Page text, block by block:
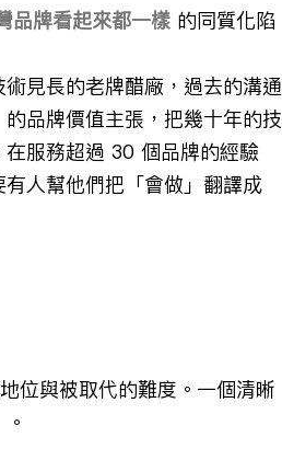
品牌看起來都一樣 的同質化陷
見長的老牌醋廠，過去的溝通
品牌價值主張，把幾十年的技
服務超過 30 個品牌的經驗
人幫他們把「會做」翻譯成
位與被取代的難度。一個清晰